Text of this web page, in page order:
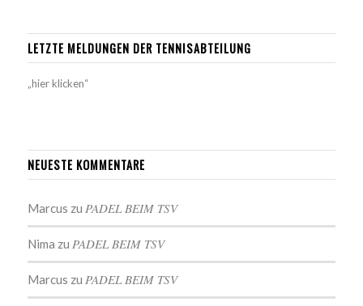
LETZTE MELDUNGEN DER TENNISABTEILUNG
„hier klicken“
NEUESTE KOMMENTARE
Marcus zu PADEL BEIM TSV
Nima zu PADEL BEIM TSV
Marcus zu PADEL BEIM TSV